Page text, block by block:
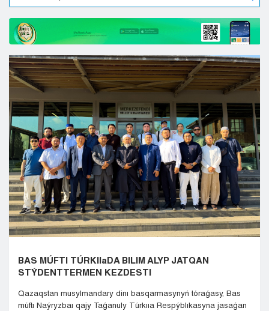
Aktobe
Atyraý
Jezkazgan
Karaganda
Kokshetaý
Kostanaı
Kyzylorda
Pavlodar
Petropavlovsk
Semeı
Taldykorgan
Taraz
Týrkestan
Ýralsk
Ýst-Kamenogorsk
BAS MÚFTI TÚRKIIaDA BILIM ALYP JATQAN
STÝDENTTERMEN KEZDESTI
Qazaqstan musylmandary dinı basqarmasynyń tóraǵasy, Bas
múftı Naýryzbaı qajy Taǵanuly Túrkııa Respýblıkasyna jasaǵan